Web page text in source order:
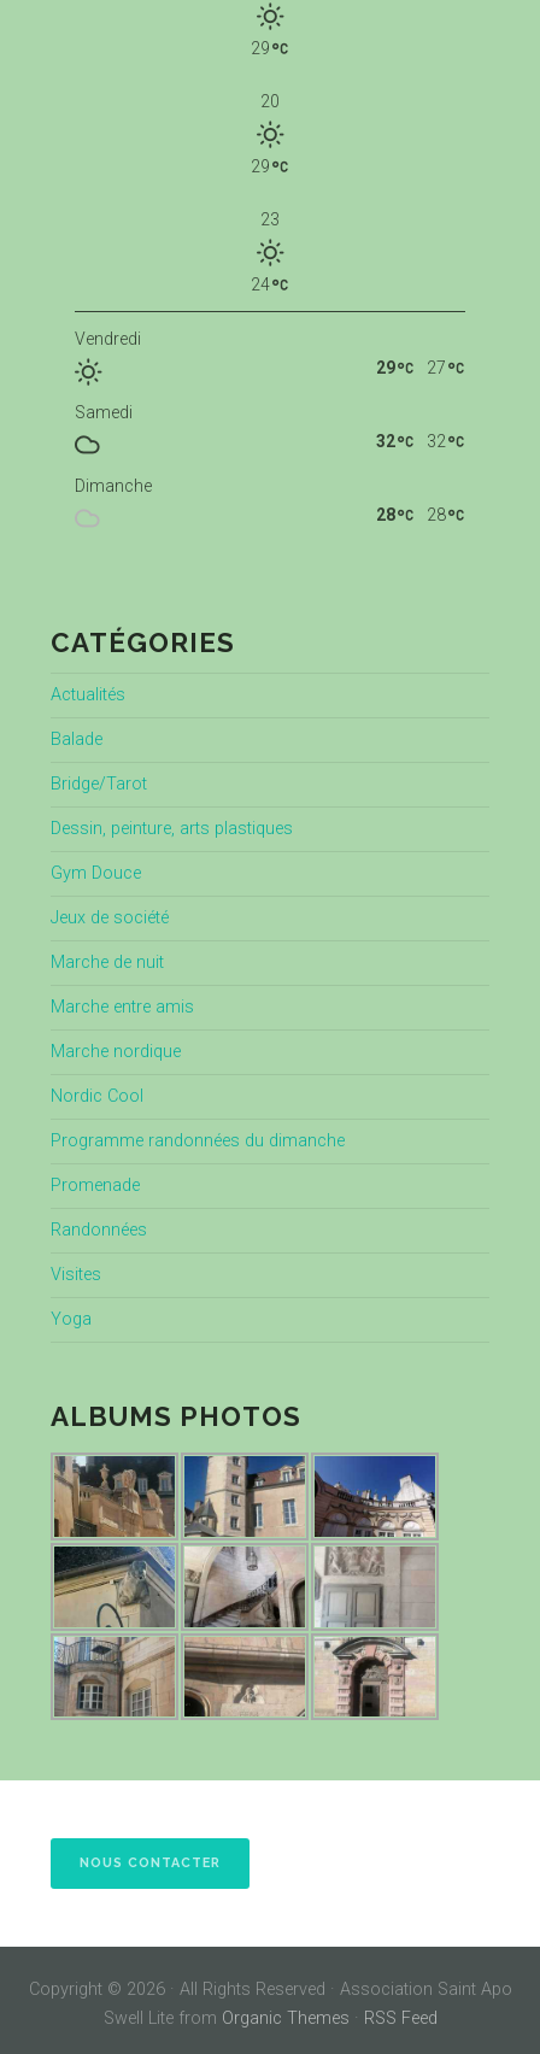
29
20
29
23
24
Vendredi
27
29
Samedi
32
32
Dimanche
28
28
CATÉGORIES
Actualités
Balade
Bridge/Tarot
Dessin, peinture, arts plastiques
Gym Douce
Jeux de société
Marche de nuit
Marche entre amis
Marche nordique
Nordic Cool
Programme randonnées du dimanche
Promenade
Randonnées
Visites
Yoga
ALBUMS PHOTOS
NOUS CONTACTER
Copyright © 2026 · All Rights Reserved · Association Saint Apo
Swell Lite from Organic Themes · RSS Feed